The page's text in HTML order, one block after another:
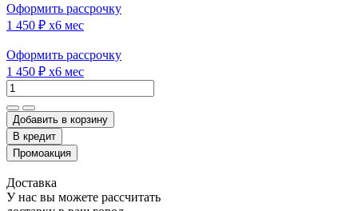
Оформить рассрочку
1 450 ₽ x6 мес
Оформить рассрочку
1 450 ₽ x6 мес
Добавить в корзину
Доставка
У нас вы можете рассчитать